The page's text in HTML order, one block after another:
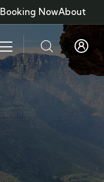
Booking NowAbout